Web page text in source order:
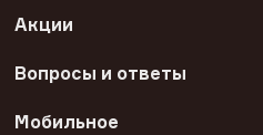
Акции
Вопросы и ответы
Мобильное